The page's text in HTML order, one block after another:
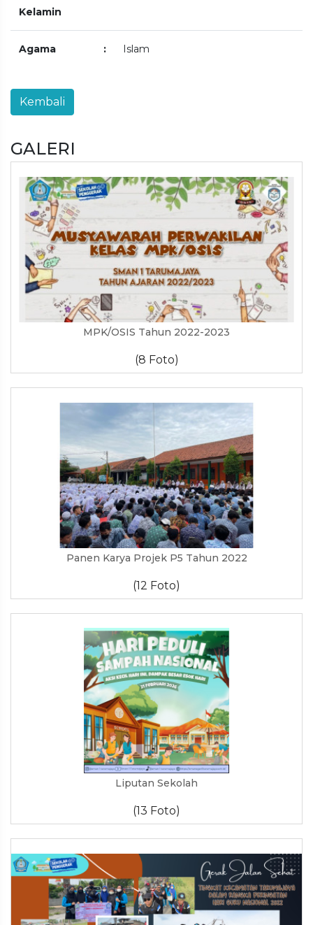
Kelamin
Agama : Islam
GALERI
MPK/OSIS Tahun 2022-2023
(8 Foto)
Panen Karya Projek P5 Tahun 2022
(12 Foto)
Liputan Sekolah
(13 Foto)